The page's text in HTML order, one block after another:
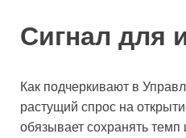
Сигнал для
Как подчеркивают в
растущий спрос на
обязывает сохранять темп